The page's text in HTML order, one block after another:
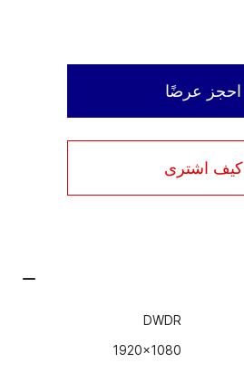
احجز عرضًا
كيف اشترى
DWDR
1920x1080